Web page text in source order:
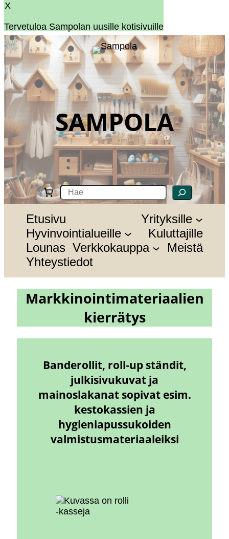
X
Tervetuloa Sampolan uusille kotisivuille
SAMPOLA
S
e
r
c
h
Etusivu
Yrityksille
Hyvinvointialueille
Kuluttajille
Lounas Verkkokauppa
Meistä
Yhteystiedot
Markkinointimateriaalien
kierrätys
Banderollit, roll-up ständit,
julkisivukuvat ja
mainoslakanat sopivat esim.
kestokassien ja
hygieniapussukoiden
valmistusmateriaaleiksi